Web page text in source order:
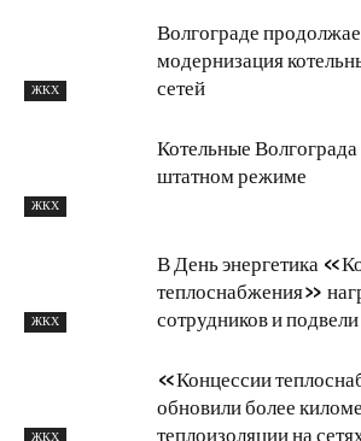
ЖКХ
Волгограде
модернизация
сетей
ЖКХ
Котельные
штатном режиме
ЖКХ
В День энергетика
теплоснабжения»
сотрудников и
ЖКХ
«Концессии
обновили более
теплоизоляции на